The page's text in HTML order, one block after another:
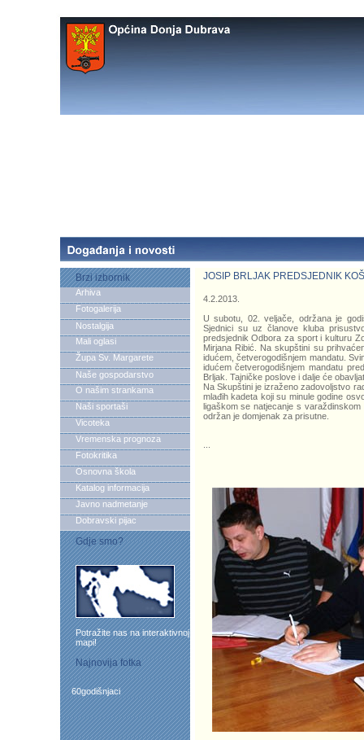
Brzi izbornik
Arhiva
Fotogalerija
Nostalgija
Mali oglasi
Župa Sv. Margarete
Naše gospodarstvo
O našim strankama
Naši sportaši
Vicoteka
Vremenska prognoza
Fotokritika
Osnovna škola
Katalog informacija
Javno nadmetanje
Dobravski pijac
Gdje smo?
Potražite nas na interaktivnoj
mapi!
Najnovija fotka
60godišnjaci
JOSIP BRLJAK PREDSJEDNIK
4.2.2013.
U subotu, 02. veljače, održana je
Sjednici su uz članove kluba
predsjednik Odbora za sport i kulturu
Mirjana Ribić. Na skupštini su
idućem, četverogodišnjem mandatu.
idućem četverogodišnjem mandatu
Brljak. Tajničke poslove i dalje će
Na Skupštini je izraženo zadovoljstvo
mlađih kadeta koji su minule godine
ligaškom se natjecanje s varaždinskom
održan je domjenak za prisutne.